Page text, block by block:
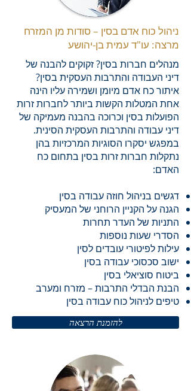
ניהול כוח אדם בסין – סודות מן המזרח
מרצה: עו"ד עמית בן-יהושע
מנהלים חברות בסין? זקוקים להבנה של
דיני העבודה והתרבות העסקית בסין?
איתור כח אדם מיומן ושמירה עליו הינה
אחת המטלות הקשות ביותר לחברות זרות
הפועלות בסין וכרוכה בהבנה מעמיקה של
דיני עבודה והתרבות העסקית הסינית.
במפגש יסקרו הסוגיות המרכזיות בהן
נתקלות חברות זרות בסין בתחום כח
האדם:​
דגשים בניהול חוזה עבודה בסין
הגנה על הקניין הרוחני של המעסיק
התניות של העדר תחרות
הסדרי שעות נוספות
עילות לפיטורי עובדים לסין
ישוב סכסוכי עבודה בסין
ביטוח סוציאלי בסין
הבנת הבדלי התרבות – מזרח ומערב
טיפים לניהול כוח עבודה בסין
להזמנת הרצאה